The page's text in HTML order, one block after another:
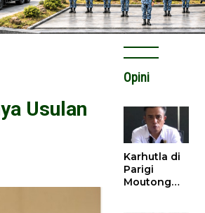
Usulan
Opini
Karhutla di
Parigi
Moutong